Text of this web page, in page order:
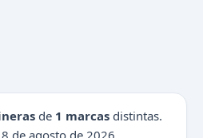
de 1 marcas distintas.
de agosto de 2026.